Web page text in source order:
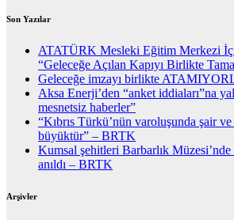
Son Yazılar
ATATÜRK Mesleki Eğitim Merkezi
“Geleceğe Açılan Kapıyı Birlikte
Geleceğe imzayı birlikte
Aksa Enerji’den “anket iddiaları”na
mesnetsiz haberler”
“Kıbrıs Türkü’nün varoluşunda şair ve
büyüktür” – BRTK
Kumsal şehitleri Barbarlık
anıldı – BRTK
Arşivler